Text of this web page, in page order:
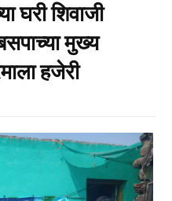
घरी शिवाजी
मुख्य
हजेरी